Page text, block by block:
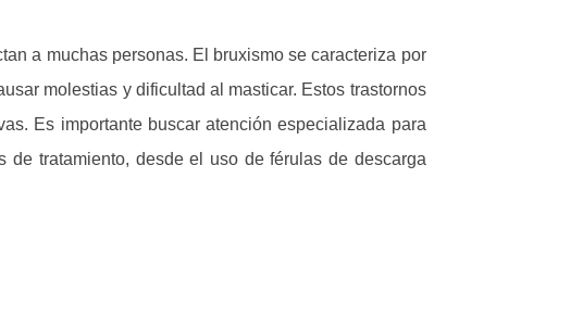
a muchas personas. El bruxismo se caracteriza por
molestias y dificultad al masticar. Estos trastornos
Es importante buscar atención especializada para
de tratamiento, desde el uso de férulas de descarga